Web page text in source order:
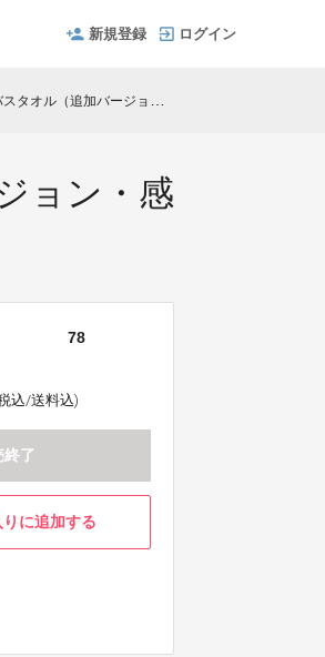
新規登録 ログイン
動画付）＆ワンドリンクチケットのおまけ
ョン・感
78
込/送料込)
終了
に追加する